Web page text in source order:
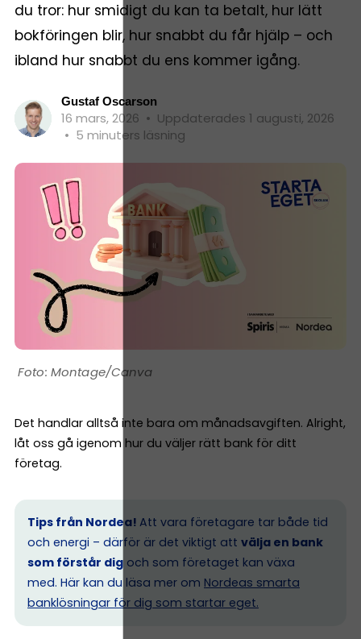
du tror: hur smidigt du kan ta betalt, hur lätt
bokföringen blir, hur snabbt du får hjälp – och
ibland hur snabbt du ens kommer igång.
Gustaf Oscarson
16 mars, 2026 • Uppdaterades 1 augusti, 2026
• 5 minuters läsning
Montage/Canva
Det handlar alltså inte bara om månadsavgiften. Alright,
låt oss gå igenom hur du väljer rätt bank för ditt
företag.
Tips från Nordea! Att vara företagare tar både tid
och energi – därför är det viktigt att välja en bank
som förstår dig och som företaget kan växa
med. Här kan du läsa mer om Nordeas smarta
banklösningar för dig som startar eget.